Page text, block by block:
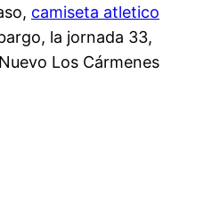
camiseta atletico
la jornada 33,
Los Cármenes